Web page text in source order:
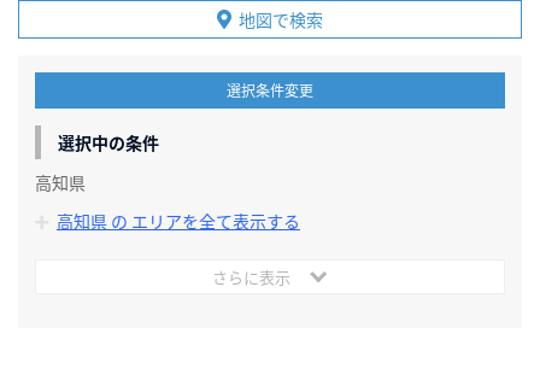
地図で検索
選択条件変更
選択中の条件
高知県
高知県 の エリアを全て表示する
さらに表示